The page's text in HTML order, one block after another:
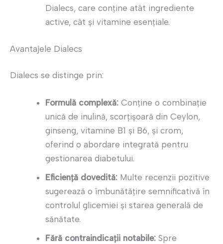
Dialecs, care conține atât ingrediente
active, cât și vitamine esențiale.
Avantajele Dialecs
Dialecs se distinge prin:
Formulă complexă: Conține o combinație
unică de inulină, scorțișoară din Ceylon,
ginseng, vitamine B1 și B6, și crom,
oferind o abordare integrată pentru
gestionarea diabetului.
Eficiență dovedită: Multe recenzii pozitive
sugerează o îmbunătățire semnificativă în
controlul glicemiei și starea generală de
sănătate.
Fără contraindicații notabile: Spre